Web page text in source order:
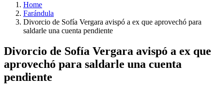
Home
Farándula
Divorcio de Sofía Vergara avispó a ex que aprovechó para
saldarle una cuenta pendiente
Divorcio de Sofía Vergara avispó a ex que
aprovechó para saldarle una cuenta
pendiente